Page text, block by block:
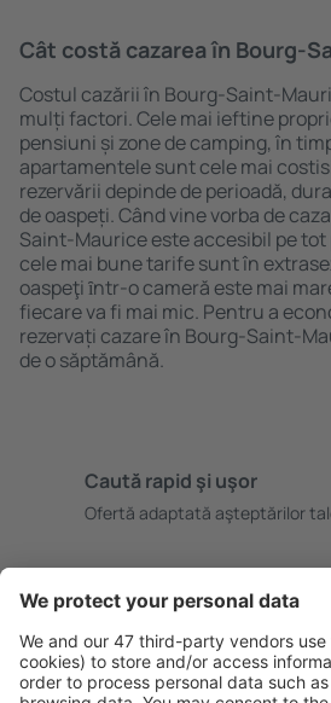
Cât costă cazarea în Bourg-
Costul cazării în Bourg-Saint-
mulți factori. Cele mai ieftine
pensiuni și zone de camping, în
apartamentele sunt cele mai
rezervării depinde de perioadă,
de oaspeți. Când vine vorba de
Saint-Maurice este accesibil pe
cele mai bune tarife sunt în
oaspeţi ȋntr-o cameră este mai
fiecare va fi mai mic. Pentru a
rezervați cazare în Bourg-Saint-
de o săptămână.
Caută rapid şi uşor
Ofertă adaptată aşteptărilor
Rezervare fără griji cu opțiune
Economiseşte mai mult